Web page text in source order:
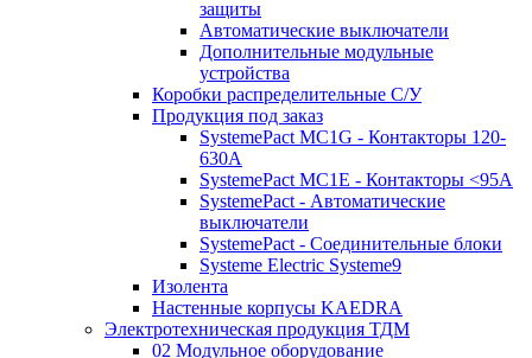
защиты
Автоматические выключатели
Дополнительные модульные
устройства
Коробки распределительные C/У
Продукция под заказ
SystemePact MC1G - Контакторы 120-
630A
SystemePact MC1E - Контакторы <95A
SystemePact - Автоматические
выключатели
SystemePact - Соединительные блоки
Systeme Electric Systeme9
Изолента
Настенные корпусы KAEDRA
Электротехническая продукция ТДМ
02 Модульное оборудование